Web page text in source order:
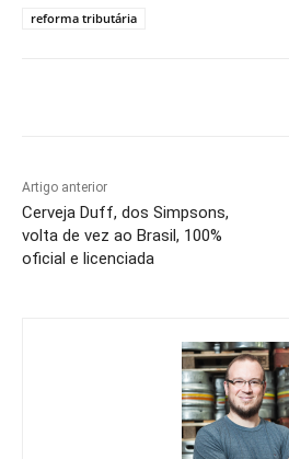
reforma tributária
Artigo anterior
Cerveja Duff, dos Simpsons,
volta de vez ao Brasil, 100%
oficial e licenciada